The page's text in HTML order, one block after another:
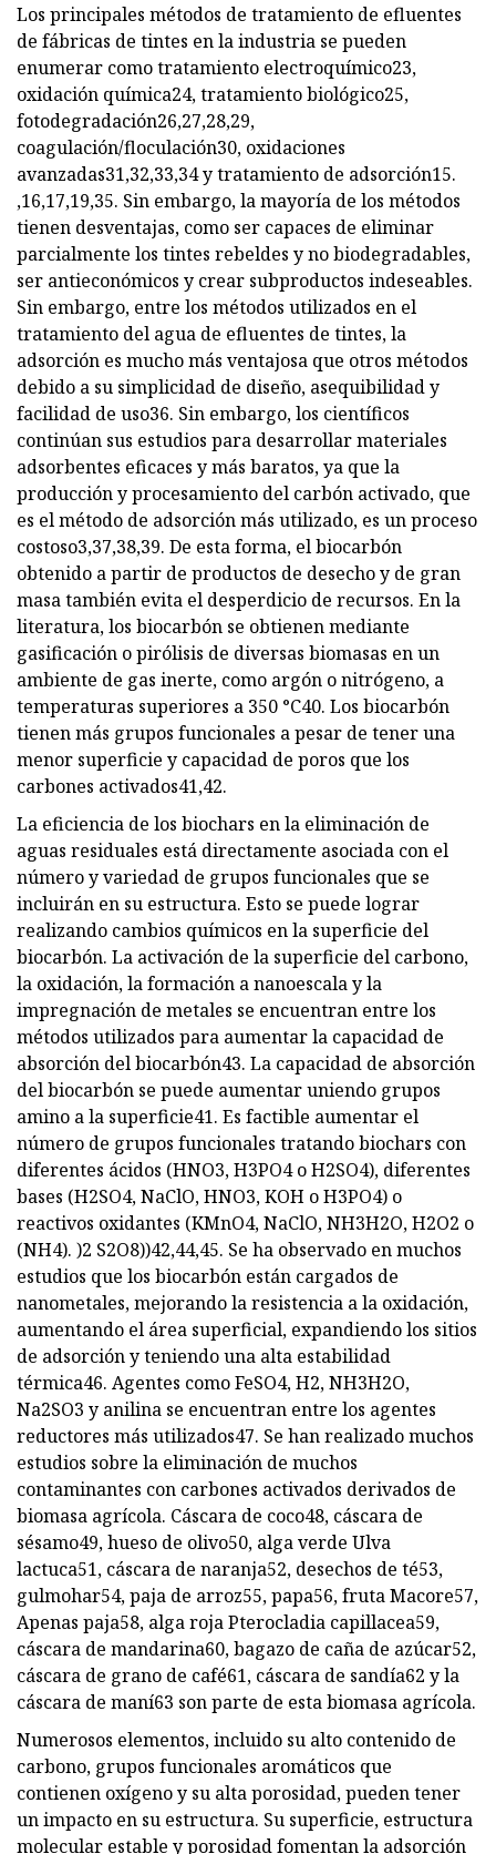
Los principales métodos de tratamiento de efluentes
de fábricas de tintes en la industria se pueden
enumerar como tratamiento electroquímico23,
oxidación química24, tratamiento biológico25,
fotodegradación26,27,28,29,
coagulación/floculación30, oxidaciones
avanzadas31,32,33,34 y tratamiento de adsorción15.
,16,17,19,35. Sin embargo, la mayoría de los métodos
tienen desventajas, como ser capaces de eliminar
parcialmente los tintes rebeldes y no biodegradables,
ser antieconómicos y crear subproductos indeseables.
Sin embargo, entre los métodos utilizados en el
tratamiento del agua de efluentes de tintes, la
adsorción es mucho más ventajosa que otros métodos
debido a su simplicidad de diseño, asequibilidad y
facilidad de uso36. Sin embargo, los científicos
continúan sus estudios para desarrollar materiales
adsorbentes eficaces y más baratos, ya que la
producción y procesamiento del carbón activado, que
es el método de adsorción más utilizado, es un proceso
costoso3,37,38,39. De esta forma, el biocarbón
obtenido a partir de productos de desecho y de gran
masa también evita el desperdicio de recursos. En la
literatura, los biocarbón se obtienen mediante
gasificación o pirólisis de diversas biomasas en un
ambiente de gas inerte, como argón o nitrógeno, a
temperaturas superiores a 350 °C40. Los biocarbón
tienen más grupos funcionales a pesar de tener una
menor superficie y capacidad de poros que los
carbones activados41,42.
La eficiencia de los biochars en la eliminación de
aguas residuales está directamente asociada con el
número y variedad de grupos funcionales que se
incluirán en su estructura. Esto se puede lograr
realizando cambios químicos en la superficie del
biocarbón. La activación de la superficie del carbono,
la oxidación, la formación a nanoescala y la
impregnación de metales se encuentran entre los
métodos utilizados para aumentar la capacidad de
absorción del biocarbón43. La capacidad de absorción
del biocarbón se puede aumentar uniendo grupos
amino a la superficie41. Es factible aumentar el
número de grupos funcionales tratando biochars con
diferentes ácidos (HNO3, H3PO4 o H2SO4), diferentes
bases (H2SO4, NaClO, HNO3, KOH o H3PO4) o
reactivos oxidantes (KMnO4, NaClO, NH3H2O, H2O2 o
(NH4). )2 S2O8))42,44,45. Se ha observado en muchos
estudios que los biocarbón están cargados de
nanometales, mejorando la resistencia a la oxidación,
aumentando el área superficial, expandiendo los sitios
de adsorción y teniendo una alta estabilidad
térmica46. Agentes como FeSO4, H2, NH3H2O,
Na2SO3 y anilina se encuentran entre los agentes
reductores más utilizados47. Se han realizado muchos
estudios sobre la eliminación de muchos
contaminantes con carbones activados derivados de
biomasa agrícola. Cáscara de coco48, cáscara de
sésamo49, hueso de olivo50, alga verde Ulva
lactuca51, cáscara de naranja52, desechos de té53,
gulmohar54, paja de arroz55, papa56, fruta Macore57,
Apenas paja58, alga roja Pterocladia capillacea59,
cáscara de mandarina60, bagazo de caña de azúcar52,
cáscara de grano de café61, cáscara de sandía62 y la
cáscara de maní63 son parte de esta biomasa agrícola.
Numerosos elementos, incluido su alto contenido de
carbono, grupos funcionales aromáticos que
contienen oxígeno y su alta porosidad, pueden tener
un impacto en su estructura. Su superficie, estructura
molecular estable y porosidad fomentan la adsorción